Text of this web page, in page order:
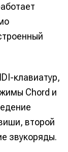
клавиатур,
Chord и
второй
звукоряды.